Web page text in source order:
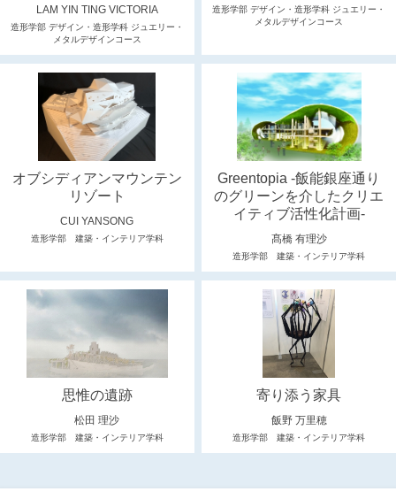
LAM YIN TING VICTORIA
造形学部 デザイン・造形学科 ジュエリー・
メタルデザインコース
造形学部 デザイン・造形学科 ジュエリー・
メタルデザインコース
オブシディアンマウンテン
リゾート
CUI YANSONG
造形学部 建築・インテリア学科
Greentopia -飯能銀座通り
のグリーンを介したクリエ
イティブ活性化計画-
髙橋 有理沙
造形学部 建築・インテリア学科
思惟の遺跡
松田 理沙
造形学部 建築・インテリア学科
寄り添う家具
飯野 万里穂
造形学部 建築・インテリア学科